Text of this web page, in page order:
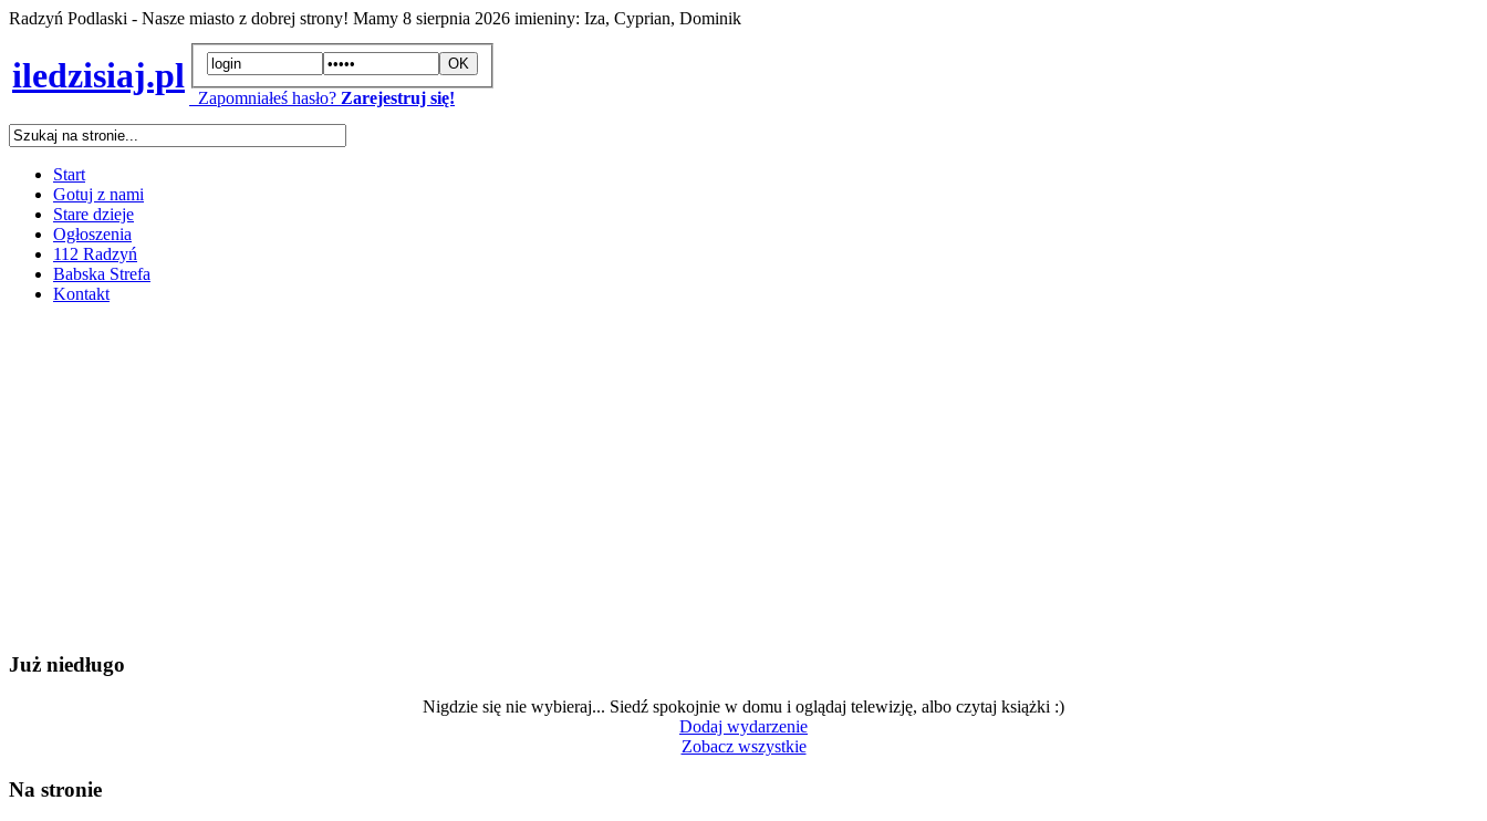
Radzyń Podlaski - Nasze miasto z dobrej strony! Mamy 8 sierpnia 2026 imieniny: Iza, Cyprian, Dominik
iledzisiaj.pl
Zapomniałeś hasło? Zarejestruj się!
Start
Gotuj z nami
Stare dzieje
Ogłoszenia
112 Radzyń
Babska Strefa
Kontakt
Już niedługo
Nigdzie się nie wybieraj... Siedź spokojnie w domu i oglądaj telewizję, albo czytaj książki :)
Dodaj wydarzenie
Zobacz wszystkie
Na stronie